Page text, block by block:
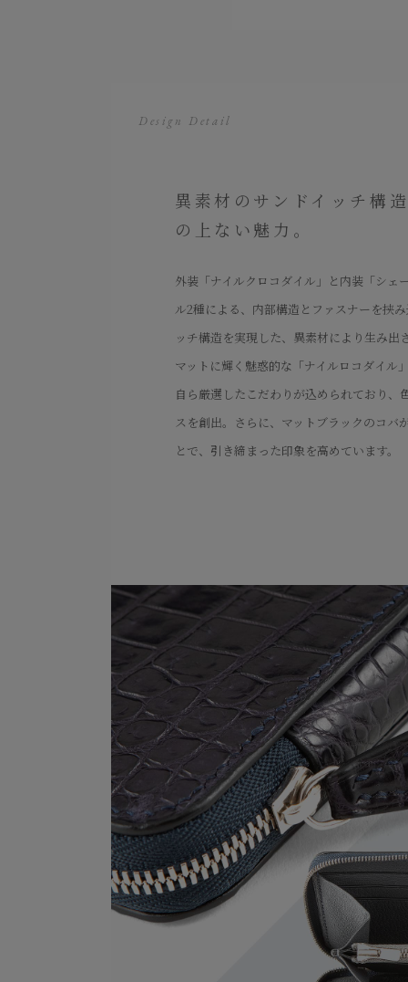
Design Detail
異素材のサンドイッチ構
の上ない魅力。
外装「ナイルクロコダイル」と内装「シェ
ル2種による、内部構造とファスナーを挟
ッチ構造を実現した、異素材により生み出
マットに輝く魅惑的な「ナイルロコダイル
自ら厳選したこだわりが込められており、
スを創出。さらに、マットブラックのコバ
とで、引き締まった印象を高めています。